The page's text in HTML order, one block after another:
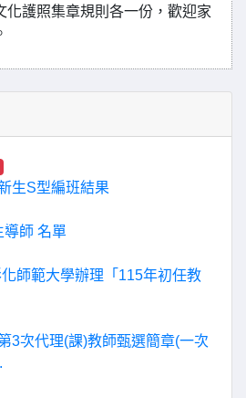
化護照集章規則各一份，歡迎家
生S型編班結果
導師 名單
師範大學辦理「115年初任教
3次代理(課)教師甄選簡章(一次